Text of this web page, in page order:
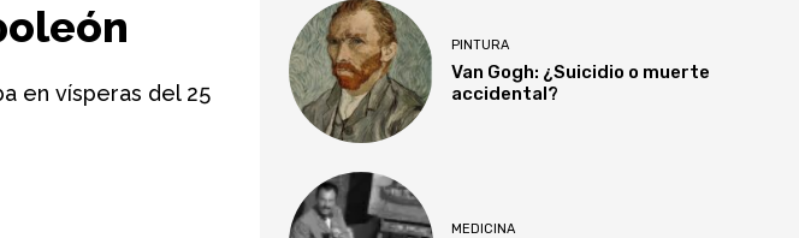
en vísperas del 25
PINTURA
Van Gogh: ¿Suicidio o muerte
accidental?
MEDICINA